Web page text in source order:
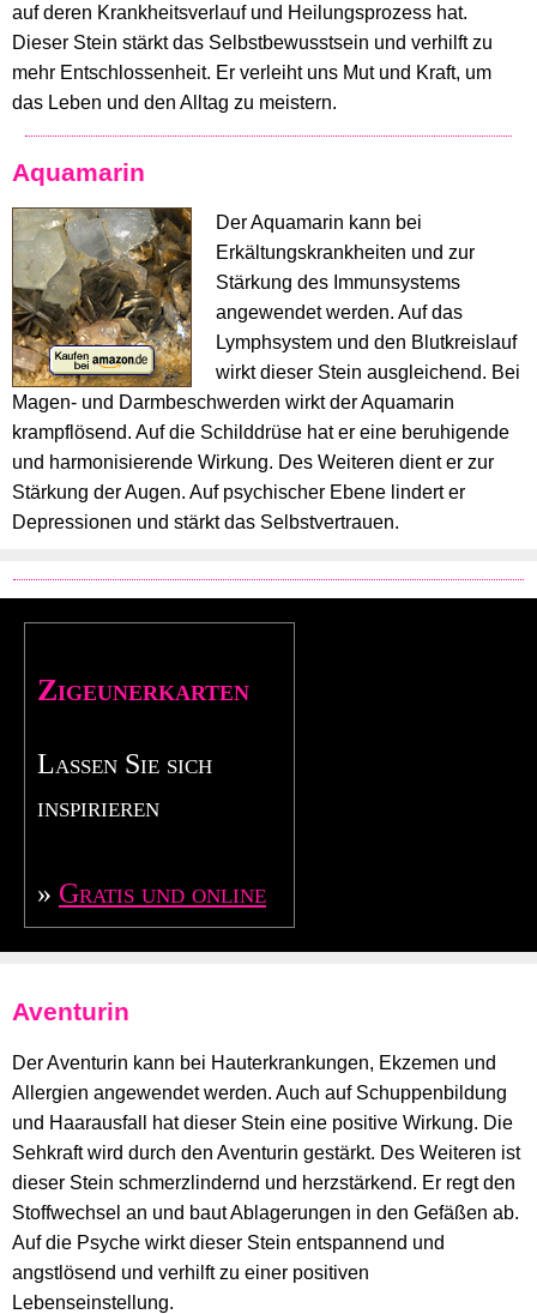
auf deren Krankheitsverlauf und Heilungsprozess hat.
Dieser Stein stärkt das Selbstbewusstsein und verhilft zu
mehr Entschlossenheit. Er verleiht uns Mut und Kraft, um
das Leben und den Alltag zu meistern.
Aquamarin
Der Aquamarin kann bei
Erkältungskrankheiten und zur
Stärkung des Immunsystems
angewendet werden. Auf das
Lymphsystem und den Blutkreislauf
wirkt dieser Stein ausgleichend. Bei
Magen- und Darmbeschwerden wirkt der Aquamarin
krampflösend. Auf die Schilddrüse hat er eine beruhigende
und harmonisierende Wirkung. Des Weiteren dient er zur
Stärkung der Augen. Auf psychischer Ebene lindert er
Depressionen und stärkt das Selbstvertrauen.
Zigeunerkarten
Lassen Sie sich
inspirieren
» Gratis und online
Aventurin
Der Aventurin kann bei Hauterkrankungen, Ekzemen und
Allergien angewendet werden. Auch auf Schuppenbildung
und Haarausfall hat dieser Stein eine positive Wirkung. Die
Sehkraft wird durch den Aventurin gestärkt. Des Weiteren ist
dieser Stein schmerzlindernd und herzstärkend. Er regt den
Stoffwechsel an und baut Ablagerungen in den Gefäßen ab.
Auf die Psyche wirkt dieser Stein entspannend und
angstlösend und verhilft zu einer positiven
Lebenseinstellung.